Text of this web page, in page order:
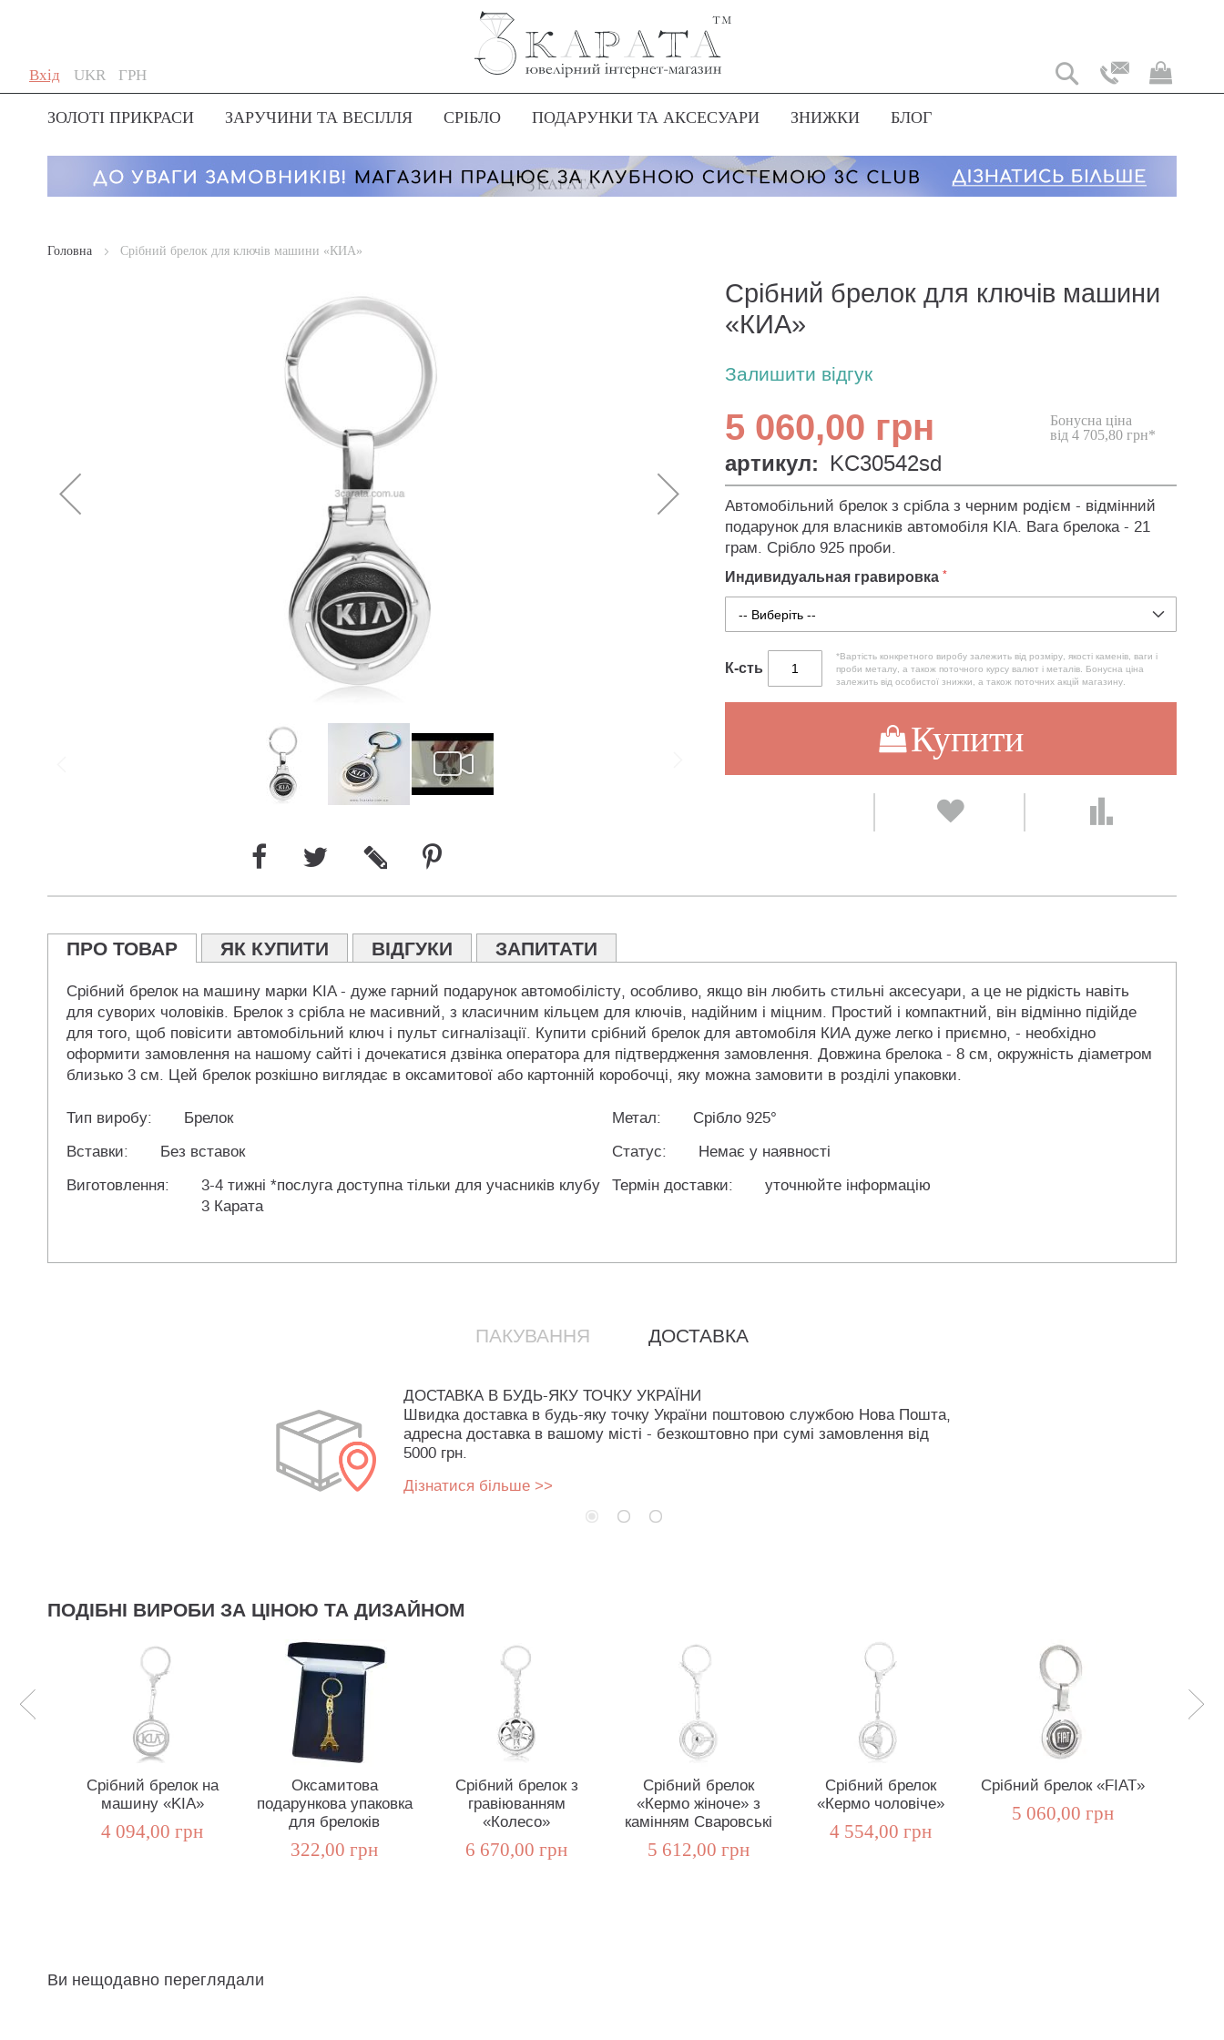
Вхід
Skip
to
Content
Мова
UKR
Мій
Валюта
ГРН
ЗОЛОТІ ПРИКРАСИ ЗАРУЧИНИ ТА ВЕСІЛЛЯ СРІБЛО ПОДАРУНКИ ТА АКСЕСУАРИ ЗНИЖКИ БЛОГ
Головна Срібний брелок для ключів машини «КИА»
Срібний брелок для ключів машини
«КИА»
Залишити відгук
5 060,00 грн
Бонусна ціна
від 4 705,80 грн*
артикул: KC30542sd
Автомобільний брелок з срібла з черним родієм - відмінний
подарунок для власників автомобіля KIA. Вага брелока - 21
грам. Срібло 925 проби.
Индивидуальная гравировка
К-сть
*Вартість конкретного виробу залежить від розміру, якості каменів, ваги і
проби металу, а також поточного курсу валют і металів. Бонусна ціна
залежить від особистої знижки, а також поточних акцій магазину.
Купити
ПРО ТОВАР ЯК КУПИТИ ВІДГУКИ ЗАПИТАТИ
Срібний брелок на машину марки KIA - дуже гарний подарунок автомобілісту, особливо, якщо він любить стильні аксесуари, а це не рідкість навіть
для суворих чоловіків. Брелок з срібла не масивний, з класичним кільцем для ключів, надійним і міцним. Простий і компактний, він відмінно підійде
для того, щоб повісити автомобільний ключ і пульт сигналізації. Купити срібний брелок для автомобіля КИА дуже легко і приємно, - необхідно
оформити замовлення на нашому сайті і дочекатися дзвінка оператора для підтвердження замовлення. Довжина брелока - 8 см, окружність діаметром
близько 3 см. Цей брелок розкішно виглядає в оксамитової або картонній коробочці, яку можна замовити в розділі упаковки.
Тип виробу: Брелок Метал:
Срібло 925°
Вставки:
Без вставок Статус:
Немає у наявності
Виготовлення:
3-4 тижні *послуга доступна тільки для учасників клубу
3 Карата
Термін доставки: уточнюйте інформацію
ПАКУВАННЯ ДОСТАВКА
ДОСТАВКА В БУДЬ-ЯКУ ТОЧКУ УКРАЇНИ
Швидка доставка в будь-яку точку України поштовою службою Нова Пошта,
адресна доставка в вашому місті - безкоштовно при сумі замовлення від
5000 грн.
Дізнатися більше >>
ПОДІБНІ ВИРОБИ ЗА ЦІНОЮ ТА ДИЗАЙНОМ
Срібний брелок на
машину «KIA»
4 094,00 грн
Оксамитова
подарункова упаковка
для брелоків
322,00 грн
Срібний брелок з
гравіюванням
«Колесо»
6 670,00 грн
Срібний брелок
«Кермо жіноче» з
камінням Сваровські
5 612,00 грн
Срібний брелок
«Кермо чоловіче»
4 554,00 грн
Срібний брелок «FIAT»
5 060,00 грн
Ви нещодавно переглядали